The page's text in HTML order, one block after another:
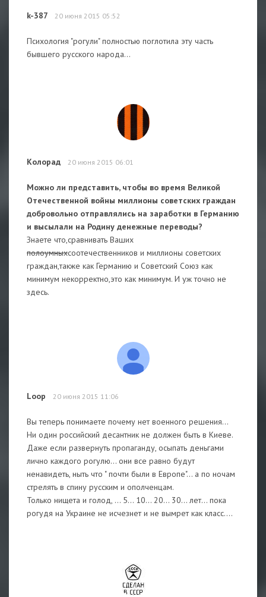
k-387 20 июня 2015 05:52
Психология "рогули" полностью поглотила эту часть
бывшего русского народа...
Колорад 20 июня 2015 06:01
Можно ли представить, чтобы во время Великой
Отечественной войны миллионы советских граждан
добровольно отправлялись на заработки в Германию
и высылали на Родину денежные переводы?
Знаете что,сравнивать Ваших
полоумныхсоотечественников и миллионы советских
граждан,также как Германию и Советский Союз как
минимум некорректно,это как минимум. И уж точно не
здесь.
Loop 20 июня 2015 11:06
Вы теперь понимаете почему нет военного решения...
Ни один российский десантник не должен быть в Киеве.
Даже если развернуть пропаганду, осыпать деньгами
лично каждого рогулю... они все равно будут
ненавидеть, ныть что " почти были в Европе"... а по ночам
стрелять в спину русским и ополченцам.
Только нищета и голод, ... 5... 10... 20... 30... лет... пока
рогудя на Украине не исчезнет и не вымрет как класс....